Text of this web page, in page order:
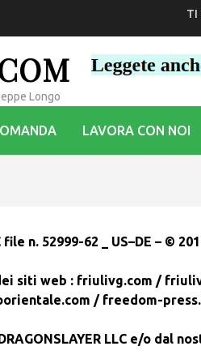
il coro di bambini più TI
Longo
LAVORA CON NOI
file n. 52999-62 _ US–DE – ©
siti web : friulivg.com /
/ freedom-
LLC e/o dal